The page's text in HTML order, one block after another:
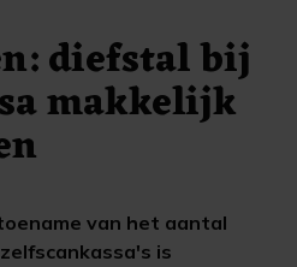
diefstal bij
makkelijk
van het aantal
is